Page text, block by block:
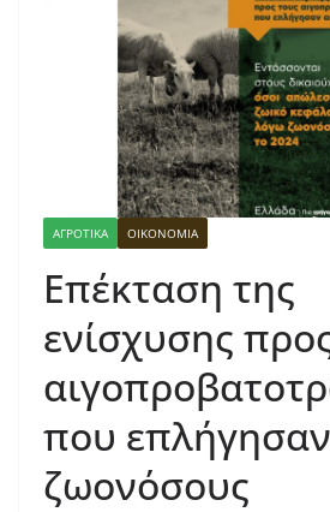
ΑΓΡΟΤΙΚΑ ΟΙΚΟΝΟΜΙΑ
Επέκταση της
ενίσχυσης
που
ζωονόσους